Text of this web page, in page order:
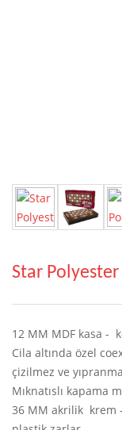
Star
12 MM MDF kasa -
Cila altında özel
çizilmez ve
Mıknatıslı kapama
36 MM akrilik krem